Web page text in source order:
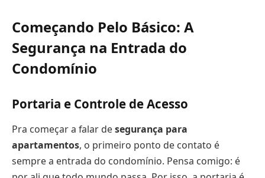
Começando Pelo Básico: A
Segurança na Entrada do
Condomínio
Portaria e Controle de Acesso
Pra começar a falar desegurança para
apartamentos, o primeiro ponto de contato é
sempre a entrada do condomínio. Pensa comigo: é